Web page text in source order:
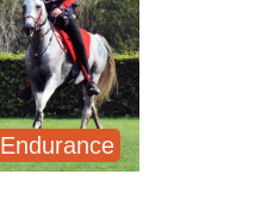
Endurance